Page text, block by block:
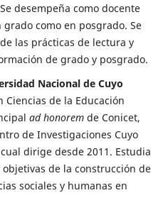
desempeña como docente
como en posgrado. Se
las prácticas de lectura y
de grado y posgrado.
Nacional de Cuyo
Ciencias de la Educación
ad honoremde Conicet,
de Investigaciones Cuyo
dirige desde 2011. Estudia
de la construcción de
sociales y humanas en